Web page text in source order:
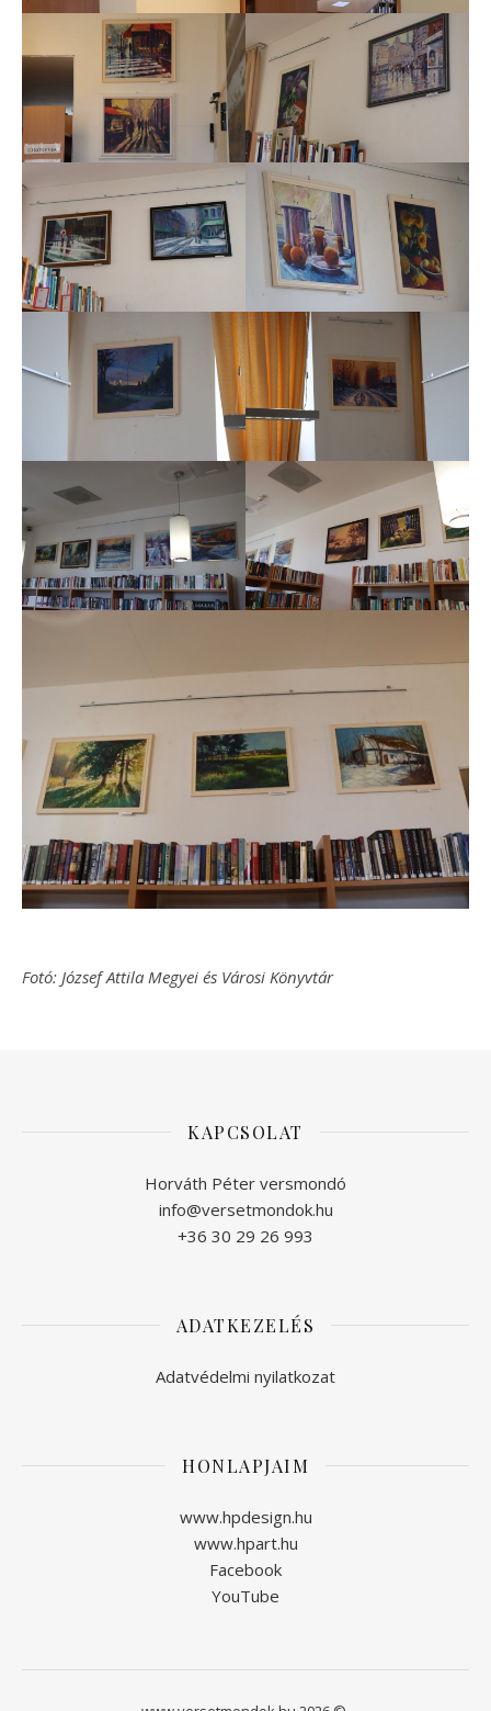
Fotó: József Attila Megyei és Városi Könyvtár
KAPCSOLAT
Horváth Péter versmondó
info@versetmondok.hu
+36 30 29 26 993
ADATKEZELÉS
Adatvédelmi nyilatkozat
HONLAPJAIM
www.hpdesign.hu
www.hpart.hu
Facebook
YouTube